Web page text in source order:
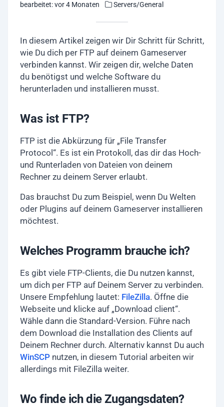
bearbeitet: vor 4 Monaten
Servers/General
In diesem Artikel zeigen wir Dir Schritt für Schritt,
wie Du dich per FTP auf deinem Gameserver
verbinden kannst. Wir zeigen dir, welche Daten
du benötigst und welche Software du
herunterladen und installieren musst.
Was ist FTP?
FTP ist die Abkürzung für „File Transfer
Protocol“. Es ist ein Protokoll, das dir das Hoch-
und Runterladen von Dateien von deinem
Rechner zu deinem Server erlaubt.
Das brauchst Du zum Beispiel, wenn Du Welten
oder Plugins auf deinem Gameserver installieren
möchtest.
Welches Programm brauche ich?
Es gibt viele FTP-Clients, die Du nutzen kannst,
um dich per FTP auf Deinem Server zu verbinden.
Unsere Empfehlung lautet: FileZilla. Öffne die
Webseite und klicke auf „Download client“.
Wähle dann die Standard-Version. Führe nach
dem Download die Installation des Clients auf
Deinem Rechner durch. Alternativ kannst Du auch
WinSCP nutzen, in diesem Tutorial arbeiten wir
allerdings mit FileZilla weiter.
Wo finde ich die Zugangsdaten?